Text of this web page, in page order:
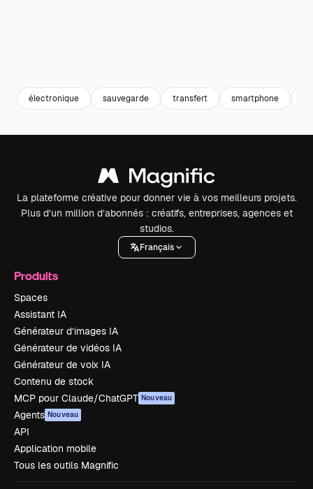
électronique sauvegarde transfert smartphone
La plateforme créative pour donner vie à vos meilleurs projets.
Plus d’un million d’abonnés : créatifs, entreprises, agences et
studios.
Français
Produits
Spaces
Assistant IA
Générateur d’images IA
Générateur de vidéos IA
Générateur de voix IA
Contenu de stock
MCP pour Claude/ChatGPT Nouveau
Agents Nouveau
API
Application mobile
Tous les outils Magnific